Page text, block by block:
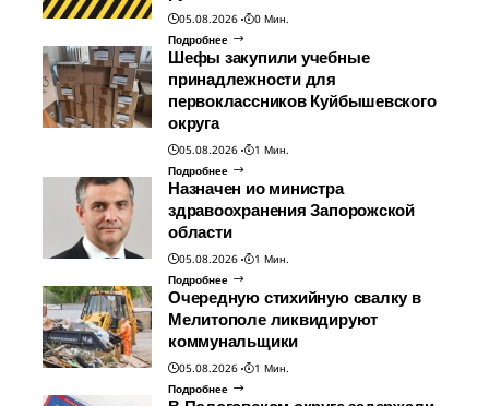
05.08.2026
0 Мин.
Подробнее
Шефы закупили учебные
принадлежности для
первоклассников Куйбышевского
округа
05.08.2026
1 Мин.
Подробнее
Назначен ио министра
здравоохранения Запорожской
области
05.08.2026
1 Мин.
Подробнее
Очередную стихийную свалку в
Мелитополе ликвидируют
коммунальщики
05.08.2026
1 Мин.
Подробнее